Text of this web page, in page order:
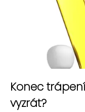
Konec
vyzrát?